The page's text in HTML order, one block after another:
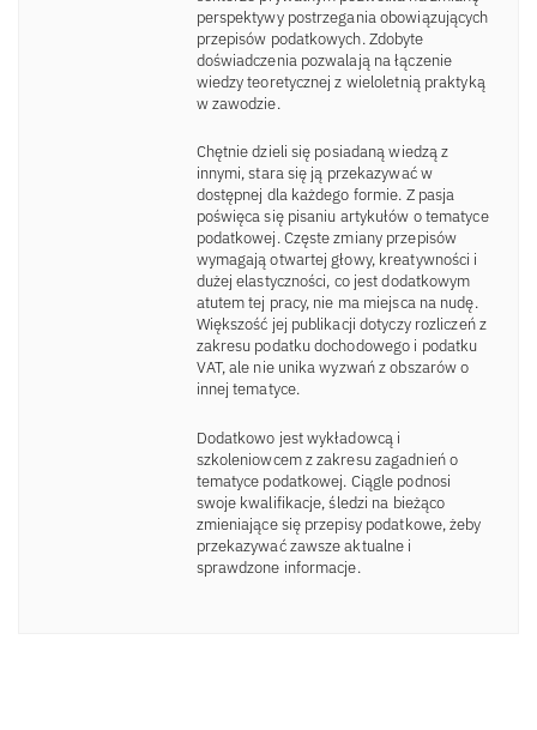
perspektywy postrzegania obowiązujących
przepisów podatkowych. Zdobyte
doświadczenia pozwalają na łączenie
wiedzy teoretycznej z wieloletnią praktyką
w zawodzie.
Chętnie dzieli się posiadaną wiedzą z
innymi, stara się ją przekazywać w
dostępnej dla każdego formie. Z pasja
poświęca się pisaniu artykułów o tematyce
podatkowej. Częste zmiany przepisów
wymagają otwartej głowy, kreatywności i
dużej elastyczności, co jest dodatkowym
atutem tej pracy, nie ma miejsca na nudę.
Większość jej publikacji dotyczy rozliczeń z
zakresu podatku dochodowego i podatku
VAT, ale nie unika wyzwań z obszarów o
innej tematyce.
Dodatkowo jest wykładowcą i
szkoleniowcem z zakresu zagadnień o
tematyce podatkowej. Ciągle podnosi
swoje kwalifikacje, śledzi na bieżąco
zmieniające się przepisy podatkowe, żeby
przekazywać zawsze aktualne i
sprawdzone informacje.